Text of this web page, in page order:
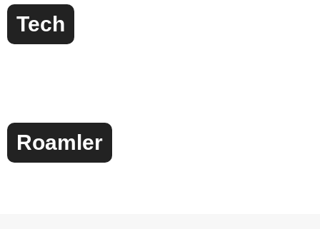
Tech
Roamler